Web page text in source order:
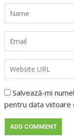
Salvează-mi
pentru data viitoare